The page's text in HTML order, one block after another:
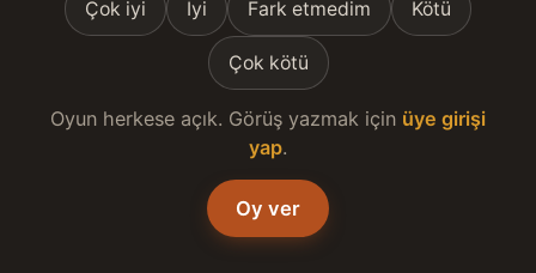
Çok iyi İyi Fark etmedim Kötü
Çok kötü
Oyun herkese açık. Görüş yazmak için üye girişi
yap.
Oy ver